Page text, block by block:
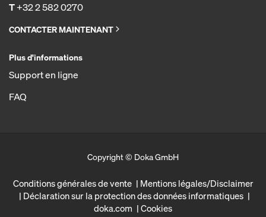
T+32 2 582 0270
CONTACTER MAINTENANT
Plus d'informations
Support en ligne
FAQ
Copyright © Doka GmbH
Conditions générales de vente
Mentions légales/Disclaimer
Déclaration sur la protection des données informatiques
doka.com
Cookies